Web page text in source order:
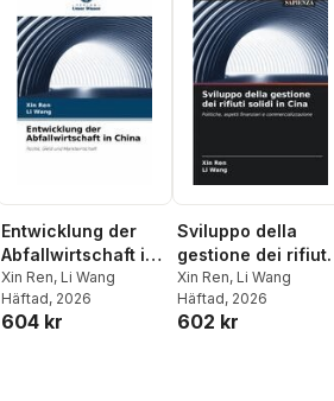
Entwicklung der
Abfallwirtschaft in
China
Xin Ren, Li Wang
Häftad, 2026
604 kr
Sviluppo della
gestione dei rifiuti
solidi in Cina
Xin Ren, Li Wang
Häftad, 2026
602 kr